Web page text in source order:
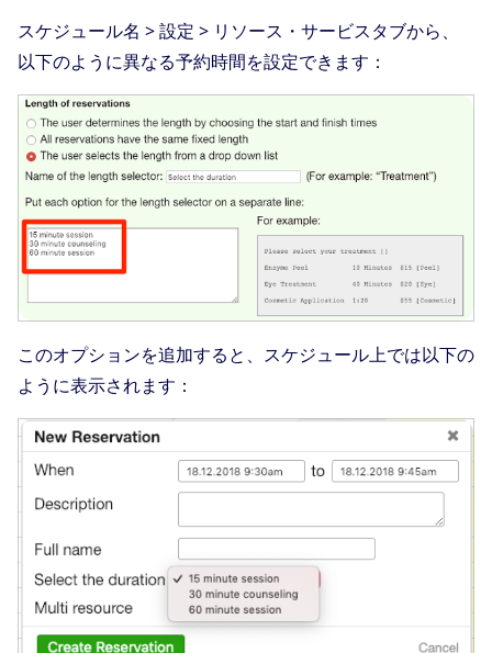
スケジュール名 > 設定 > リソース・サービスタブから、
以下のように異なる予約時間を設定できます：
このオプションを追加すると、スケジュール上では以下の
ように表示されます：